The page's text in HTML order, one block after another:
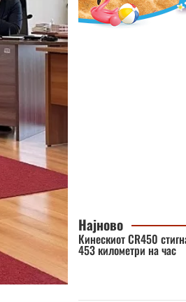
Најново
Кинескиот CR450
453 километри на час